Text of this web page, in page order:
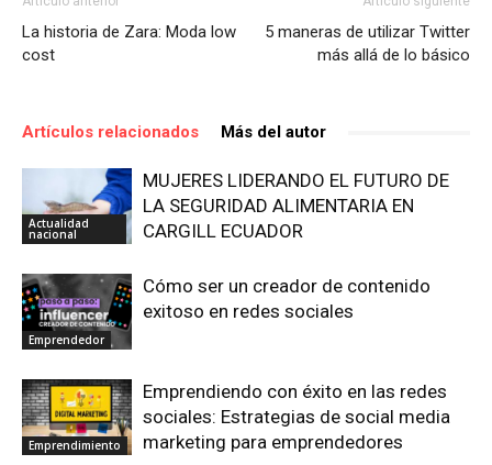
La historia de Zara: Moda low
cost
5 maneras de utilizar Twitter
más allá de lo básico
Artículos relacionados Más del autor
Actualidad
nacional
MUJERES LIDERANDO EL FUTURO DE
LA SEGURIDAD ALIMENTARIA EN
CARGILL ECUADOR
Emprendedor
Cómo ser un creador de contenido
exitoso en redes sociales
Emprendimiento
Emprendiendo con éxito en las redes
sociales: Estrategias de social media
marketing para emprendedores